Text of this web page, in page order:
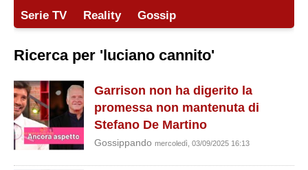
Serie TV
Reality Gossip
Ricerca per 'luciano cannito'
Garrison non ha digerito la
promessa non mantenuta di
Stefano De Martino
Gossippando mercoledì, 03/09/2025 16:13